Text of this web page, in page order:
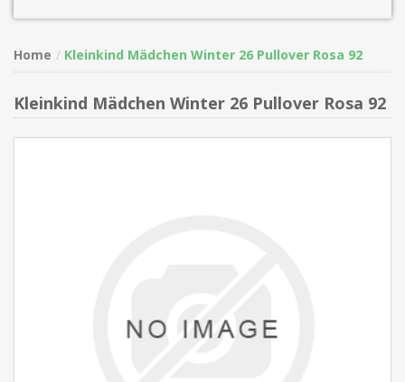
Home Kleinkind Mädchen Winter 26 Pullover Rosa 92
Kleinkind Mädchen Winter 26 Pullover Rosa 92